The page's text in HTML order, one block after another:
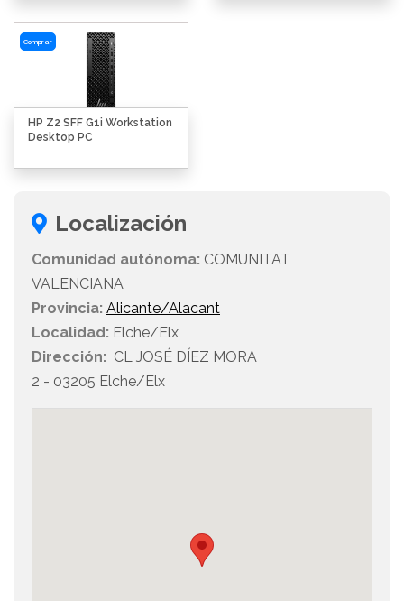
Comprar
HP Z2 SFF G1i Workstation
Desktop PC
Localización
Comunidad autónoma: COMUNITAT
VALENCIANA
Provincia: Alicante/Alacant
Localidad: Elche/Elx
Dirección: CL JOSÉ DÍEZ MORA
2 - 03205 Elche/Elx